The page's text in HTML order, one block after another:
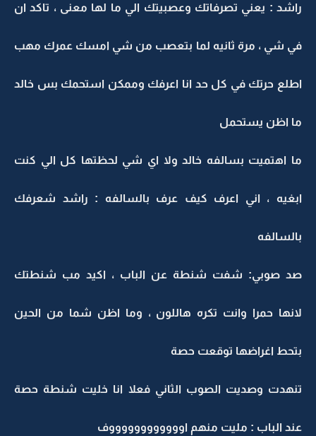
راشد : يعني تصرفاتك وعصبيتك الي ما لها معنى ، تاكد ان
في شي ، مرة ثانيه لما بتعصب من شي امسك عمرك مهب
اطلع حرتك في كل حد انا اعرفك وممكن استحمك بس خالد
ما اظن يستحمل
ما اهتميت بسالفه خالد ولا اي شي لحظتها كل الي كنت
ابغيه ، اني اعرف كيف عرف بالسالفه : راشد شعرفك
بالسالفه
صد صوبي: شفت شنطة عن الباب ، اكيد مب شنطتك
لانها حمرا وانت تكره هاللون ، وما اظن شما من الحين
بتحط اغراضها توقعت حصة
تنهدت وصديت الصوب الثاني فعلا انا خليت شنطة حصة
عند الباب : مليت منهم اووووووووووووف